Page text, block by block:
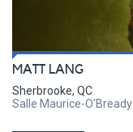
MATT LANG
Sherbrooke, QC
Salle Maurice-O'Bready